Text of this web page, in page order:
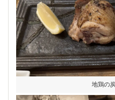
地鶏の